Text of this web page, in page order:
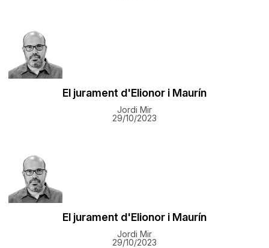
El jurament d'Elionor i Maurín
Jordi Mir
29/10/2023
El jurament d'Elionor i Maurín
Jordi Mir
29/10/2023